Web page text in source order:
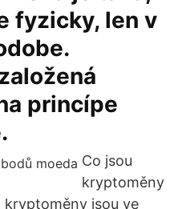
fyzicky, len v
princípe
Co jsou
kryptoměny
jsou ve